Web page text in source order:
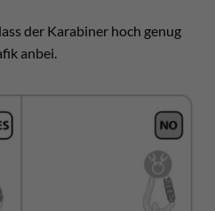
der Karabiner hoch genug
anbei.